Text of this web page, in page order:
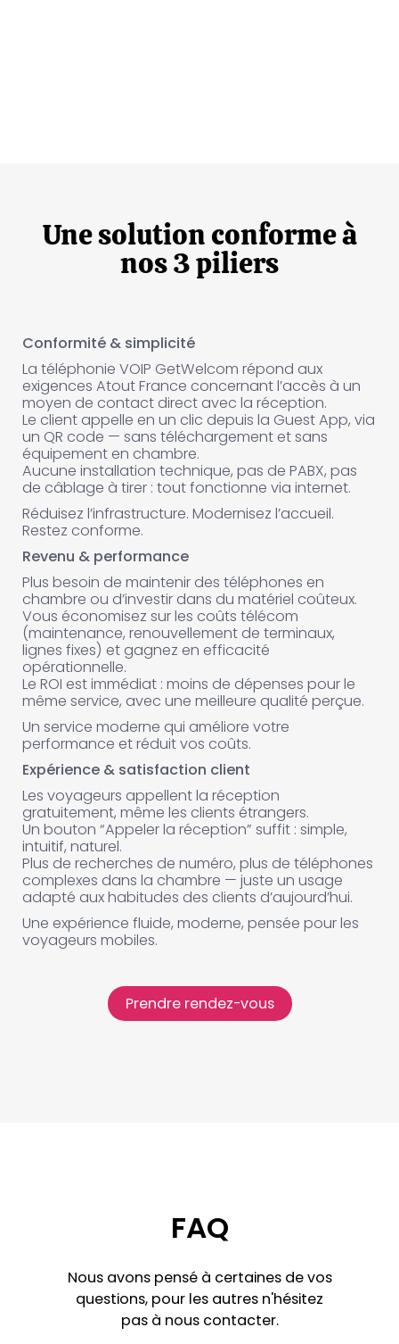
Une solution conforme à
nos 3 piliers
Conformité & simplicité
La téléphonie VOIP GetWelcom répond aux
exigences Atout France concernant l’accès à un
moyen de contact direct avec la réception.
Le client appelle en un clic depuis la Guest App, via
un QR code — sans téléchargement et sans
équipement en chambre.
Aucune installation technique, pas de PABX, pas
de câblage à tirer : tout fonctionne via internet.
Réduisez l’infrastructure. Modernisez l’accueil.
Restez conforme.
Revenu & performance
Plus besoin de maintenir des téléphones en
chambre ou d’investir dans du matériel coûteux.
Vous économisez sur les coûts télécom
(maintenance, renouvellement de terminaux,
lignes fixes) et gagnez en efficacité
opérationnelle.
Le ROI est immédiat : moins de dépenses pour le
même service, avec une meilleure qualité perçue.
Un service moderne qui améliore votre
performance et réduit vos coûts.
Expérience & satisfaction client
Les voyageurs appellent la réception
gratuitement, même les clients étrangers.
Un bouton “Appeler la réception” suffit : simple,
intuitif, naturel.
Plus de recherches de numéro, plus de téléphones
complexes dans la chambre — juste un usage
adapté aux habitudes des clients d’aujourd’hui.
Une expérience fluide, moderne, pensée pour les
voyageurs mobiles.
Prendre rendez-vous
FAQ
Nous avons pensé à certaines de vos
questions, pour les autres n'hésitez
pas à nous contacter.